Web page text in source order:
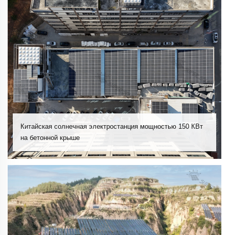
Китайская солнечная электростанция мощностью 150 КВт
на бетонной крыше